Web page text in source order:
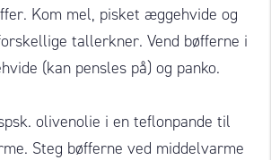
Kom mel, pisket æggehvide og
tallerkner. Vend bøfferne i
(kan pensles på) og panko.
olivenolie i en teflonpande til
Steg bøfferne ved middelvarme